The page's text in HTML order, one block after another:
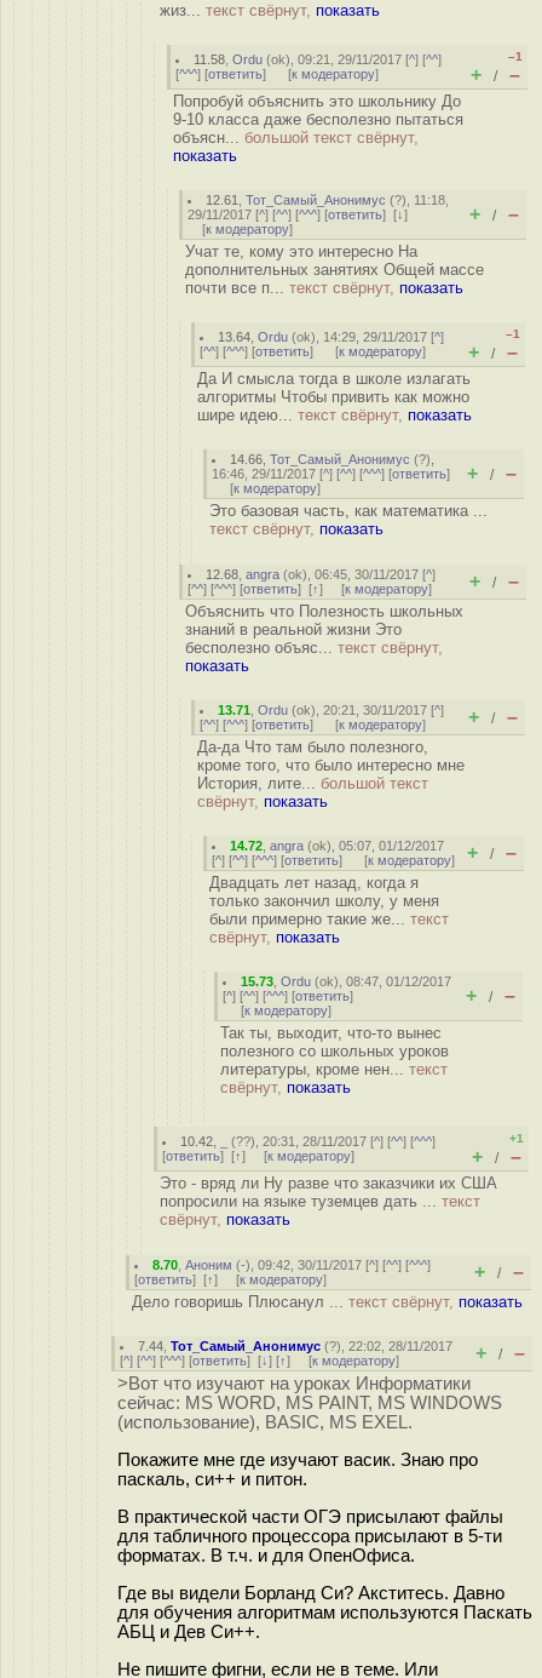
жиз... текст свёрнут, показать
11.58 ,Ordu (ok), 09:21, 29/11/2017 [^] [^^]
[^^^] [ответить] [к модератору]
–1
+ / –
Попробуй объяснить это школьнику До
9-10 класса даже бесполезно пытаться
объясн... большой текст свёрнут,
показать
12.61 ,Тот_Самый_Анонимус (?), 11:18,
29/11/2017 [^] [^^] [^^^] [ответить] [↓]
[к модератору]
+ / –
Учат те, кому это интересно На
дополнительных занятиях Общей массе
почти все п... текст свёрнут, показать
13.64 ,Ordu (ok), 14:29, 29/11/2017 [^]
[^^] [^^^] [ответить] [к модератору]
–1
+ / –
Да И смысла тогда в школе излагать
алгоритмы Чтобы привить как можно
шире идею... текст свёрнут, показать
14.66 ,Тот_Самый_Анонимус (?),
16:46, 29/11/2017 [^] [^^] [^^^] [ответить]
[к модератору]
+ / –
Это базовая часть, как математика ...
текст свёрнут, показать
12.68 ,angra (ok), 06:45, 30/11/2017 [^]
[^^] [^^^] [ответить] [↑] [к модератору] + / –
Объяснить что Полезность школьных
знаний в реальной жизни Это
бесполезно объяс... текст свёрнут,
показать
13.71 ,Ordu (ok), 20:21, 30/11/2017 [^]
[^^] [^^^] [ответить] [к модератору] + / –
Да-да Что там было полезного,
кроме того, что было интересно мне
История, лите... большой текст
свёрнут, показать
14.72 ,angra (ok), 05:07, 01/12/2017
[^] [^^] [^^^] [ответить] [к модератору] + / –
Двадцать лет назад, когда я
только закончил школу, у меня
были примерно такие же... текст
свёрнут, показать
15.73 ,Ordu (ok), 08:47, 01/12/2017
[^] [^^] [^^^] [ответить]
[к модератору]
+ / –
Так ты, выходит, что-то вынес
полезного со школьных уроков
литературы, кроме нен... текст
свёрнут, показать
10.42 (??), 20:31, 28/11/2017 [^] [^^] [^^^]
[ответить] [↑] [к модератору]
+1
+ / –
Это - вряд ли Ну разве что заказчики их США
попросили на языке туземцев дать ... текст
свёрнут, показать
8.70 ,Аноним (-), 09:42, 30/11/2017 [^] [^^] [^^^]
[ответить] [↑] [к модератору] + / –
Дело говоришь Плюсанул ... текст свёрнут, показать
7.44 ,Тот_Самый_Анонимус (?), 22:02, 28/11/2017
[^] [^^] [^^^] [ответить] [↓] [↑] [к модератору] + / –
>Вот что изучают на уроках Информатики
сейчас: MS WORD, MS PAINT, MS WINDOWS
(использование), BASIC, MS EXEL.
Покажите мне где изучают васик. Знаю про
паскаль, си++ и питон.
В практической части ОГЭ присылают файлы
для табличного процессора присылают в 5-ти
форматах. В т.ч. и для ОпенОфиса.
Где вы видели Борланд Си? Акститесь. Давно
для обучения алгоритмам используются Паскать
АБЦ и Дев Си++.
Не пишите фигни, если не в теме. Или